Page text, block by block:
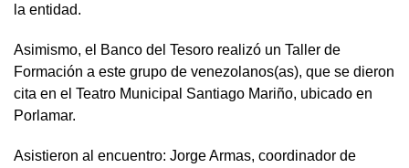
la entidad.
Asimismo, el Banco del Tesoro realizó un Taller de
Formación a este grupo de venezolanos(as), que se dieron
cita en el Teatro Municipal Santiago Mariño, ubicado en
Porlamar.
Asistieron al encuentro: Jorge Armas, coordinador de